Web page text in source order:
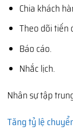
Chia khách
Theo dõi tiến
Báo cáo.
Nhắc lịch.
Nhân sự tập
Tăng tỷ lệ